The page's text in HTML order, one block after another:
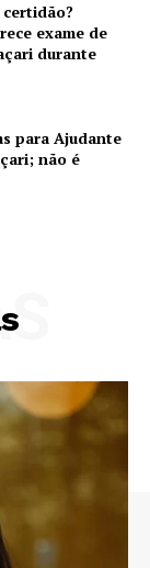
certidão?
exame de
durante
para Ajudante
não é